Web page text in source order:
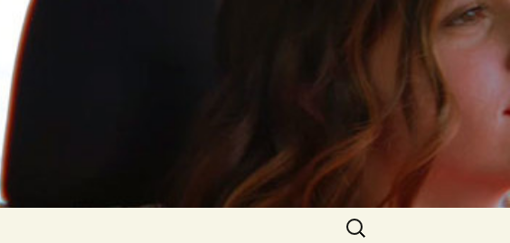
Rechercher :